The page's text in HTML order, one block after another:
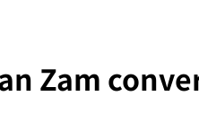
Zam